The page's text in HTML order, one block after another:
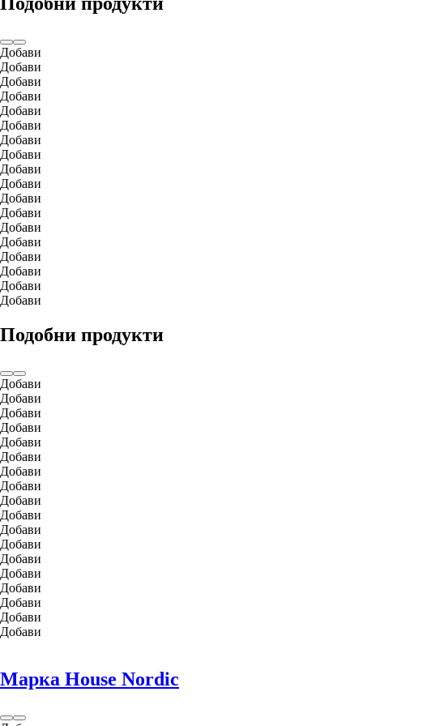
Добави
Добави
Добави
Добави
Добави
Добави
Добави
Добави
Добави
Добави
Добави
Добави
Добави
Добави
Добави
Добави
Добави
Добави
Подобни продукти
Добави
Добави
Добави
Добави
Добави
Добави
Добави
Добави
Добави
Добави
Добави
Добави
Добави
Добави
Добави
Добави
Добави
Добави
Марка House Nordic